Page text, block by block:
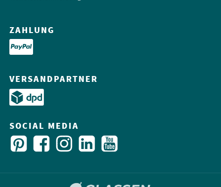
ZAHLUNG
VERSANDPARTNER
SOCIAL MEDIA